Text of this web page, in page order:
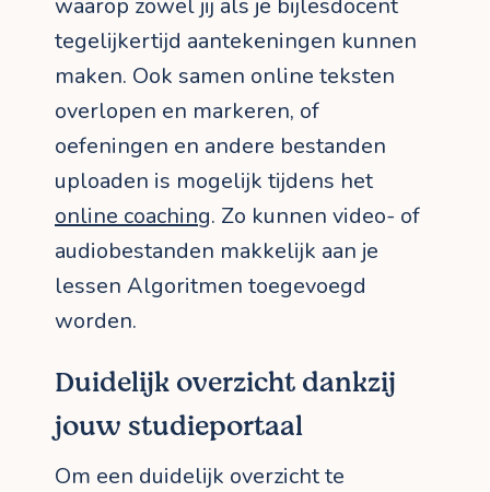
waarop zowel jij als je bijlesdocent
tegelijkertijd aantekeningen kunnen
maken. Ook samen online teksten
overlopen en markeren, of
oefeningen en andere bestanden
uploaden is mogelijk tijdens het
online coaching. Zo kunnen video- of
audiobestanden makkelijk aan je
lessen Algoritmen toegevoegd
worden.
Duidelijk overzicht dankzij
jouw studieportaal
Om een duidelijk overzicht te